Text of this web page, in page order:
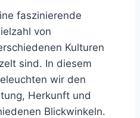
faszinierende
von
Kulturen
sind. In diesem
wir den
Herkunft und
Blickwinkeln.